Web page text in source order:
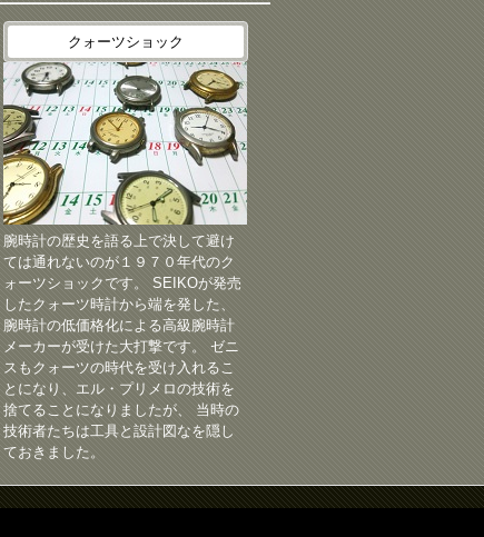
クォーツショック
腕時計の歴史を語る上で決して避け
ては通れないのが１９７０年代のク
ォーツショックです。 SEIKOが発売
したクォーツ時計から端を発した、
腕時計の低価格化による高級腕時計
メーカーが受けた大打撃です。 ゼニ
スもクォーツの時代を受け入れるこ
とになり、エル・プリメロの技術を
捨てることになりましたが、 当時の
技術者たちは工具と設計図なを隠し
ておきました。